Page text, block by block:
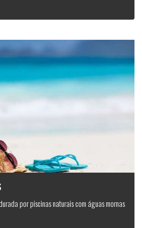
por piscinas naturais com águas mornas